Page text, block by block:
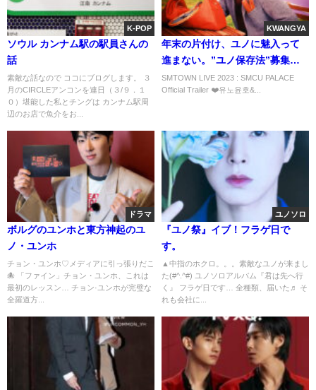
K-POP
ソウル カンナム駅の駅員さんの
話
素敵な話なので ココにブログします。 ３
月のCIRCLEアンコンを連日（３/９．１
０）堪能した私とチングは カンナム駅周
辺のお店で魚介をお...
KWANGYA
年末の片付け、ユノに魅入って
進まない。”ユノ保存法”募集中
♡
SMTOWN LIVE 2023 : SMCU PALACE
Official Trailer ❤️유노윤호&...
ドラマ
ボルグのユンホと東方神起のユ
ノ・ユンホ
チョン・ユンホ♡メディアに引っ張りだこ
🐙 「ファイン」チョン・ユンホ、これは
最初のレッスン… チョン·ユンホが完璧な
全羅道方...
ユノソロ
『ユノ祭』イブ！フラゲ日で
す。
▲中指のホクロ。。。素敵なユノが来まし
た(#^.^#) ユノソロアルバム『君は先へ行
く』 フラゲ日です… 全種類、届いた♬ そ
れも会社に...